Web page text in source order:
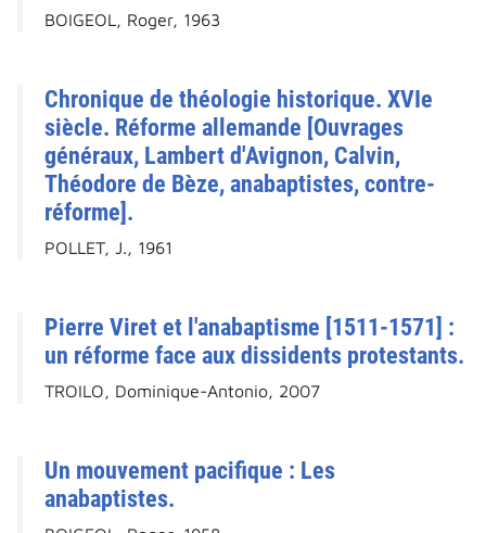
BOIGEOL, Roger, 1963
Chronique de théologie historique. XVIe
siècle. Réforme allemande [Ouvrages
généraux, Lambert d'Avignon, Calvin,
Théodore de Bèze, anabaptistes, contre-
réforme].
POLLET, J., 1961
Pierre Viret et l'anabaptisme [1511-1571] :
un réforme face aux dissidents protestants.
TROILO, Dominique-Antonio, 2007
Un mouvement pacifique : Les
anabaptistes.